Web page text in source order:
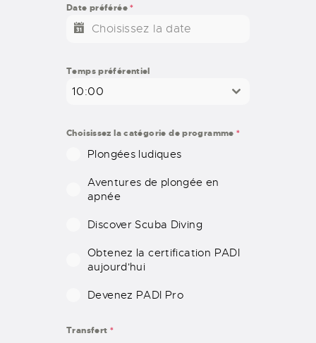
E
A
E
Date préférée*
Temps préférentiel
10:00
Choisissez la catégorie de programme*
Plongées ludiques
Aventures de plongée en
apnée
Discover Scuba Diving
Obtenez la certification PADI
aujourd'hui
Devenez PADI Pro
Transfert *